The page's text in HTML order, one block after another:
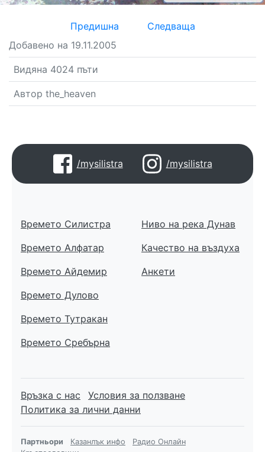
Предишна
Следваща
Добавено на 19.11.2005
Видяна 4024 пъти
Автор the_heaven
/mysilistra /mysilistra
Времето Силистра
Времето Алфатар
Времето Айдемир
Времето Дулово
Времето Тутракан
Времето Сребърна
Ниво на река Дунав
Качество на въздуха
Анкети
Връзка с нас
Условия за ползване
Политика за лични данни
Партньори Казанлък инфо
Радио Онлайн